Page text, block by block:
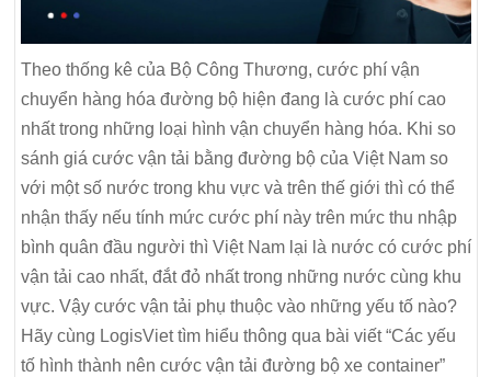
Theo thống kê của Bộ Công Thương, cước phí vận
chuyển hàng hóa đường bộ hiện đang là cước phí cao
nhất trong những loại hình vận chuyển hàng hóa. Khi so
sánh giá cước vận tải bằng đường bộ của Việt Nam so
với một số nước trong khu vực và trên thế giới thì có thể
nhận thấy nếu tính mức cước phí này trên mức thu nhập
bình quân đầu người thì Việt Nam lại là nước có cước phí
vận tải cao nhất, đắt đỏ nhất trong những nước cùng khu
vực. Vậy cước vận tải phụ thuộc vào những yếu tố nào?
Hãy cùng LogisViet tìm hiểu thông qua bài viết “Các yếu
tố hình thành nên cước vận tải đường bộ xe container”